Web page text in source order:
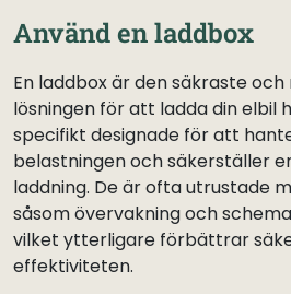
Använd en laddbox
En laddbox är den säkraste
lösningen för att ladda din elbil
specifikt designade för att
belastningen och säkerställer
laddning. De är ofta utrustade
såsom övervakning och
vilket ytterligare förbättrar
effektiviteten.